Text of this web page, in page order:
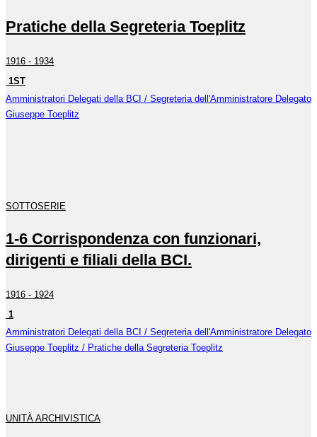
Pratiche della Segreteria Toeplitz
1916 - 1934
1ST
Amministratori Delegati della BCI / Segreteria dell'Amministratore Delegato
Giuseppe Toeplitz
SOTTOSERIE
1-6 Corrispondenza con funzionari,
dirigenti e filiali della BCI.
1916 - 1924
1
Amministratori Delegati della BCI / Segreteria dell'Amministratore Delegato
Giuseppe Toeplitz / Pratiche della Segreteria Toeplitz
UNITÀ ARCHIVISTICA